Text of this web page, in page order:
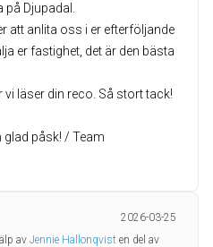
Djupadal.
att anlita oss i er efterföljande
er fastighet, det är den bästa
vi läser din reco. Så stort tack!
glad påsk! / Team
2026-03-25
av Jennie Hallonqvist en del av